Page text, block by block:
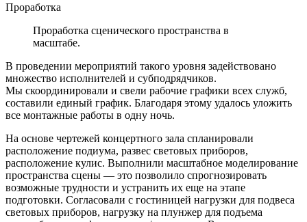
Проработка
Проработка сценического пространства в
масштабе.
В проведении мероприятий такого уровня задействовано
множество исполнителей и субподрядчиков.
Мы скоординировали и свели рабочие графики всех служб,
составили единый график. Благодаря этому удалось уложить
все монтажные работы в одну ночь.
На основе чертежей концертного зала спланировали
расположение подиума, развес световых приборов,
расположение кулис. Выполнили масштабное моделирование
пространства сцены — это позволило спрогнозировать
возможные трудности и устранить их еще на этапе
подготовки. Согласовали с гостиницей нагрузки для подвеса
световых приборов, нагрузку на плунжер для подъема